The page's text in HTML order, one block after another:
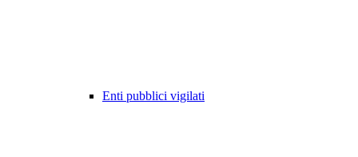
Enti pubblici vigilati